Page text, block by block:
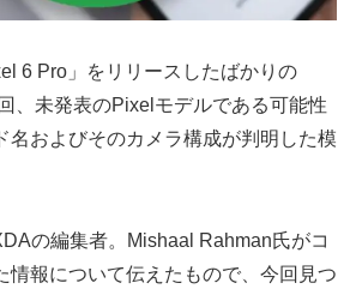
6 Pro」をリリースしたばかりの
、未発表のPixelモデルである可能性
名およびそのカメラ構成が判明した模
の編集者。Mishaal Rahman氏がコ
情報について伝えたもので、今回見つ